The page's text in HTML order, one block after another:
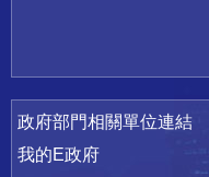
政府部門相關單位連結
我的E政府